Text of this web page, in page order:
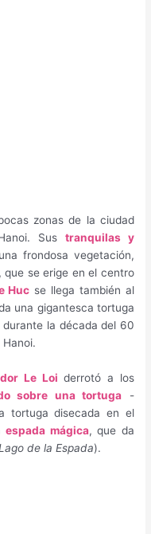
zonas de la ciudad
Sus tranquilas y
frondosa vegetación,
que se erige en el centro
Huc se llega también al
una gigantesca tortuga
la década del 60
Le Loi derrotó a los
sobre una tortuga -
tortuga disecada en el
espada mágica, que da
de la Espada).